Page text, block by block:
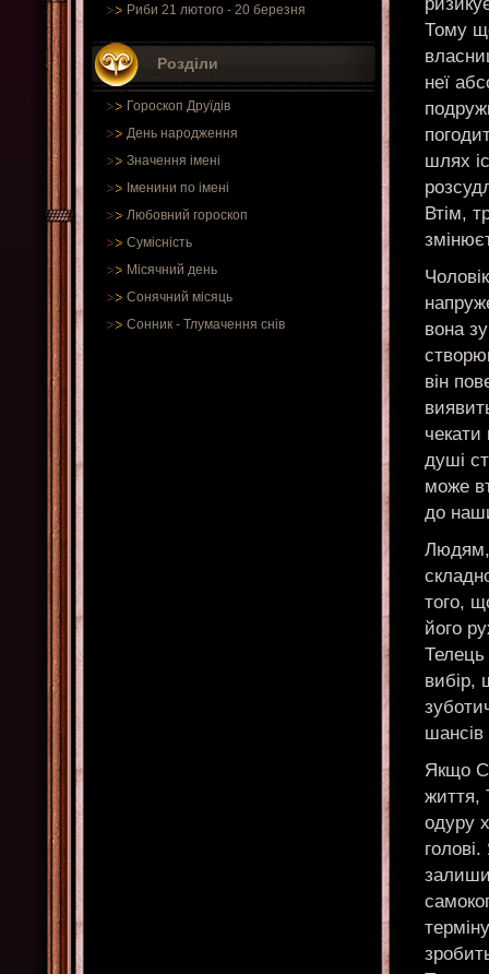
Риби 21 лютого - 20 березня
Розділи
Гороскоп Друїдів
День народження
Значення імені
Іменини по імені
Любовний гороскоп
Сумісність
Місячний день
Сонячний місяць
Сонник - Тлумачення снів
Тому
неї
шлях
Втім,
вона
він
душі
може
до
Людям,
того,
його
Телець
вибір,
шансів
Якщо
життя,
одуру